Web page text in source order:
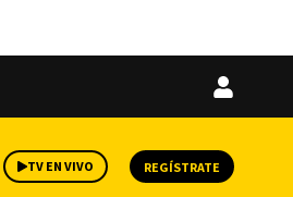
Iniciar
TV EN VIVO REGÍSTRATE